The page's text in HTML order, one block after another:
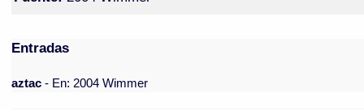
Entradas
aztac- En: 2004 Wimmer